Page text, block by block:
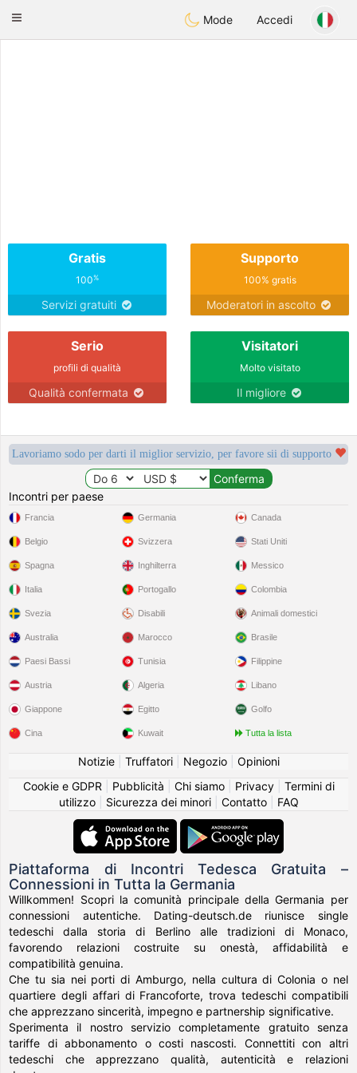
DeutschDating
Toggle
Mode Accedi
Gratis
100%
Servizi gratuiti
Supporto
100% gratis
Moderatori in ascolto
Serio
profili di qualità
Qualità confermata
Visitatori
Molto visitato
Il migliore
Lavoriamo sodo per darti il miglior servizio, per favore sii di supporto
Incontri per paese
Francia
Belgio
Spagna
Italia
Svezia
Germania
Svizzera
Inghilterra
Portogallo
Disabili
Canada
Stati Uniti
Messico
Colombia
Animali domestici
Australia
Paesi Bassi
Austria
Giappone
Cina
Marocco
Tunisia
Algeria
Egitto
Kuwait
Brasile
Filippine
Libano
Golfo
Tutta la lista
Notizie| Truffatori| Negozio| Opinioni
Cookie e GDPR
Pubblicità Chi siamo| Privacy| Termini di
utilizzo| Sicurezza dei minori| Contatto| FAQ
Piattaforma di Incontri Tedesca Gratuita –
Connessioni in Tutta la Germania
Willkommen! Scopri la comunità principale della Germania per
connessioni autentiche. Dating-deutsch.de riunisce single
tedeschi dalla storia di Berlino alle tradizioni di Monaco,
favorendo relazioni costruite su onestà, affidabilità e
compatibilità genuina.
Che tu sia nei porti di Amburgo, nella cultura di Colonia o nel
quartiere degli affari di Francoforte, trova tedeschi compatibili
che apprezzano sincerità, impegno e partnership significative.
Sperimenta il nostro servizio completamente gratuito senza
tariffe di abbonamento o costi nascosti. Connettiti con altri
tedeschi che apprezzano qualità, autenticità e relazioni